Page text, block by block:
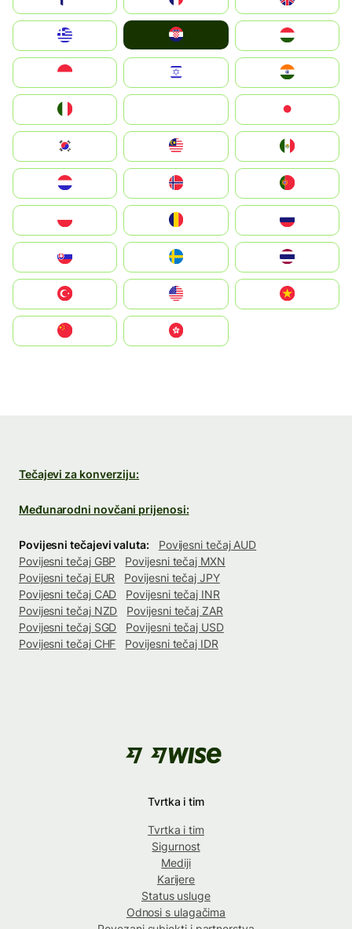
Magyarország
South Korea
United States
中國香港特別行政區
Tečajevi za konverziju:
Međunarodni novčani prijenosi:
Povijesni tečajevi valuta:
Povijesni tečaj AUD
Povijesni tečaj GBP
Povijesni tečaj MXN
Povijesni tečaj EUR
Povijesni tečaj JPY
Povijesni tečaj CAD
Povijesni tečaj INR
Povijesni tečaj NZD
Povijesni tečaj ZAR
Povijesni tečaj SGD
Povijesni tečaj USD
Povijesni tečaj CHF
Povijesni tečaj IDR
Tvrtka i tim
Tvrtka i tim
Sigurnost
Mediji
Karijere
Status usluge
Odnosi s ulagačima